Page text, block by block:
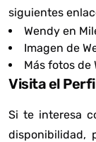
siguientes
Wendy en
Imagen de
Más fotos de
Visita el
Si te interesa
disponibilidad,